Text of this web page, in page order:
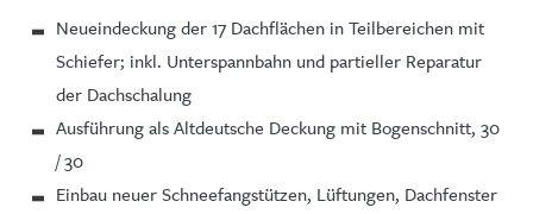
Neueindeckung der 17 Dachflächen in Teilbereichen mit
Schiefer; inkl. Unterspannbahn und partieller Reparatur
der Dachschalung
Ausführung als Altdeutsche Deckung mit Bogenschnitt, 30
/ 30
Einbau neuer Schneefangstützen, Lüftungen, Dachfenster